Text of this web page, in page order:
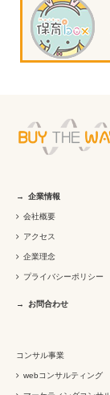
企業情報
会社概要
アクセス
企業理念
プライバシーポリシー
お問合わせ
コンサル事業
webコンサルティング